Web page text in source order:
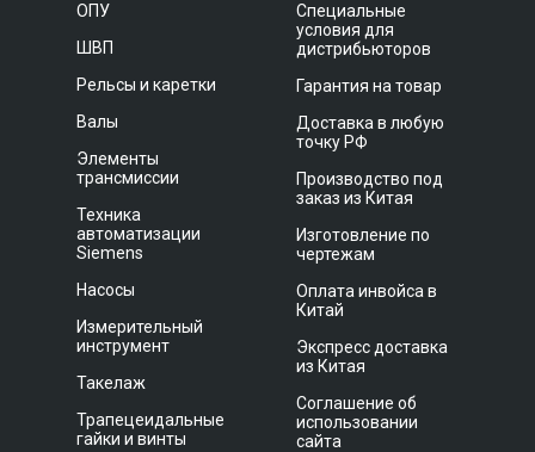
ОПУ
ШВП
Рельсы и каретки
Валы
Элементы
трансмиссии
Техника
автоматизации
Siemens
Насосы
Измерительный
инструмент
Такелаж
Трапецеидальные
гайки и винты
Специальные
условия для
дистрибьюторов
Гарантия на товар
Доставка в любую
точку РФ
Производство под
заказ из Китая
Изготовление по
чертежам
Оплата инвойса в
Китай
Экспресс доставка
из Китая
Соглашение об
использовании
сайта